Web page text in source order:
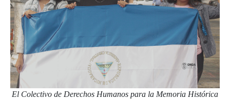
El Colectivo de Derechos Humanos para la Memoria Histórica